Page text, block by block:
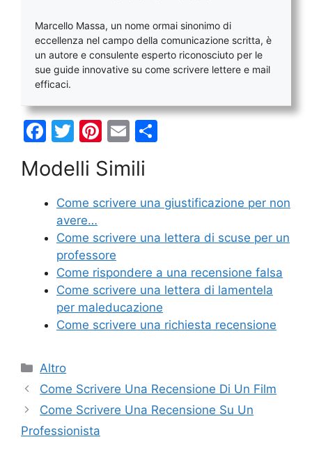
Marcello Massa, un nome ormai sinonimo di
eccellenza nel campo della comunicazione scritta, è
un autore e consulente esperto riconosciuto per le
sue guide innovative su come scrivere lettere e mail
efficaci.
F
c
e
b
o
o
k
T
w
itt
er
Pi
nt
er
e
E
m
ai
l
di
di
Modelli Simili
Come scrivere una giustificazione per non
avere…
Come scrivere una lettera di scuse per un
professore
Come rispondere a una recensione falsa
Come scrivere una lettera di lamentela
per maleducazione
Come scrivere una richiesta recensione
Categorie
Altro
Come Scrivere Una Recensione Di Un Film
Come Scrivere Una Recensione Su Un
Professionista